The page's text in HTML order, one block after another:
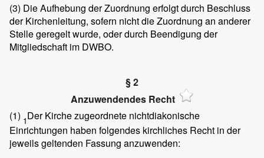
(3) Die Aufhebung der Zuordnung erfolgt durch Beschluss
der Kirchenleitung, sofern nicht die Zuordnung an anderer
Stelle geregelt wurde, oder durch Beendigung der
Mitgliedschaft im DWBO.
§ 2
Anzuwendendes Recht
(1) 1Der Kirche zugeordnete nichtdiakonische
Einrichtungen haben folgendes kirchliches Recht in der
jeweils geltenden Fassung anzuwenden: